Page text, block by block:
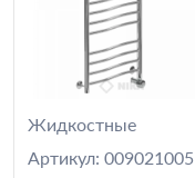
Жидкостные
Артикул: 009021005